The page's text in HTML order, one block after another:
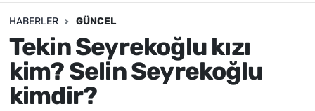
HABERLER GÜNCEL
Tekin Seyrekoğlu kızı
kim? Selin Seyrekoğlu
kimdir?
Asayiş / Polis-Adliye
Spor
Magazin